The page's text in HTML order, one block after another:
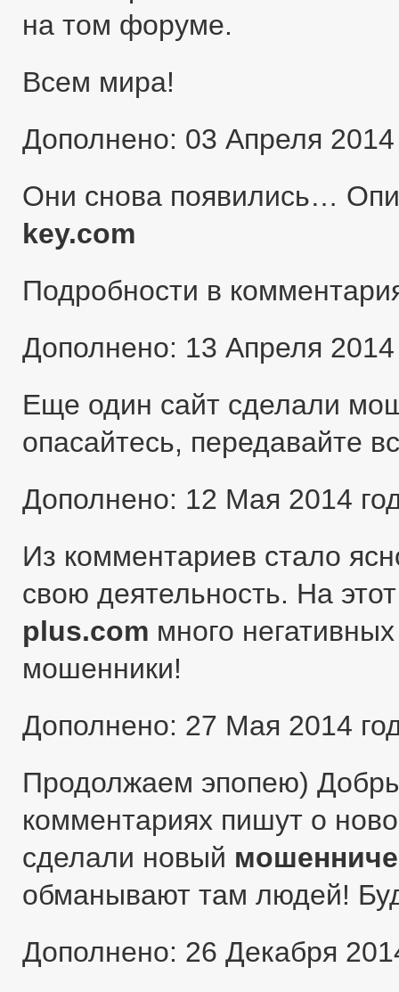
на том форуме.
Всем мира!
Дополнено: 03 Апреля 2014
Они снова появились…
key.com
Подробности в
Дополнено: 13 Апреля 2014
Еще один сайт сделали
опасайтесь, передавайте
Дополнено: 12 Мая 2014
Из комментариев стало
свою деятельность. На
plus.com много
мошенники!
Дополнено: 27 Мая 2014
Продолжаем эпопею)
комментариях пишут о
сделали новый
обманывают там людей!
Дополнено: 26 Декабря